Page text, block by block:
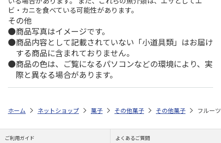
ビ・カニを食べている可能性があります。
その他
商品写真はイメージです。
商品内容として記載されていない「小道具類」はお届け
する商品に含まれておりません。
商品の色は、ご覧になるパソコンなどの環境により、実
際と異なる場合があります。
ホーム ネットショップ 菓子 その他菓子 その他菓子 フルー
ご利用ガイド よくあるご質問